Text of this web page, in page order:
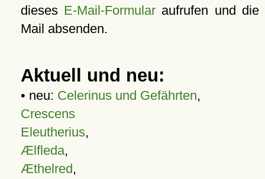
dieses E-Mail-Formular aufrufen und die
Mail absenden.
Aktuell und neu:
• neu: Celerinus und Gefährten,
Crescens
Eleutherius,
Ælfleda,
Æthelred,